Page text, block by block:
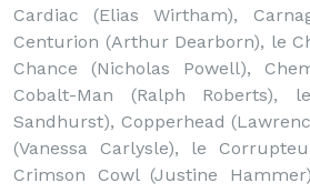
Cardiac (Elias Wirtham),
Centurion (Arthur Dearborn), le
Chance (Nicholas Powell),
Cobalt-Man (Ralph Roberts),
Sandhurst), Copperhead
(Vanessa Carlysle), le
Crimson Cowl (Justine